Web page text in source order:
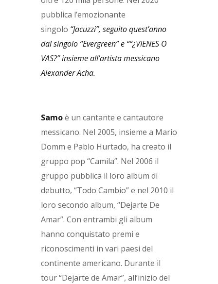
pubblica l’emozionante
singolo “Jacuzzi”, seguito quest’anno
dal singolo “Evergreen” e ““¿VIENES O
VAS?” insieme all’artista messicano
Alexander Acha.
Samoè un cantante e cantautore
messicano. Nel 2005, insieme a Mario
Domm e Pablo Hurtado, ha creato il
gruppo pop “Camila”. Nel 2006 il
gruppo pubblica il loro album di
debutto, “Todo Cambio” e nel 2010 il
loro secondo album, “Dejarte De
Amar”. Con entrambi gli album
hanno conquistato premi e
riconoscimenti in vari paesi del
continente americano. Durante il
tour “Dejarte de Amar”, all’inizio del